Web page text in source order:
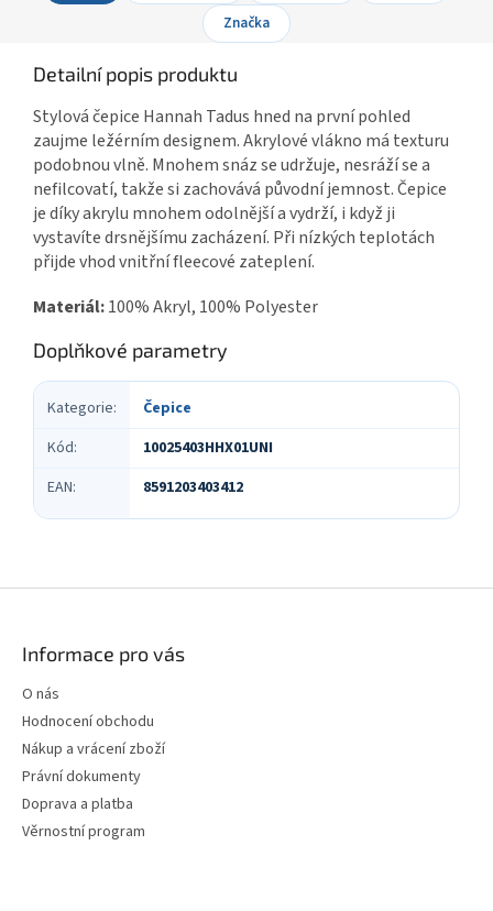
Značka
Detailní popis produktu
Stylová čepice Hannah Tadus hned na první pohled
zaujme ležérním designem. Akrylové vlákno má texturu
podobnou vlně. Mnohem snáz se udržuje, nesráží se a
nefilcovatí, takže si zachovává původní jemnost. Čepice
je díky akrylu mnohem odolnější a vydrží, i když ji
vystavíte drsnějšímu zacházení. Při nízkých teplotách
přijde vhod vnitřní fleecové zateplení.
Materiál:100% Akryl, 100% Polyester
Doplňkové parametry
Kategorie:
Čepice
Kód:
10025403HHX01UNI
EAN: 8591203403412
Informace pro vás
O nás
Hodnocení obchodu
Nákup a vrácení zboží
Právní dokumenty
Doprava a platba
Věrnostní program